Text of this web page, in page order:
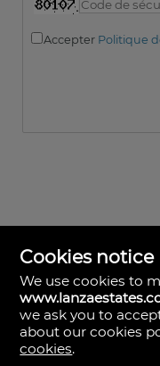
Accepter Politique
Lanza Estates
Calle Valle de la
35570 Yaiza, Las
Espagne
Cookies notice
We use cookies to
we ask you to
about our cookies
cookies.